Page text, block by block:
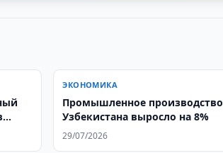
ЭКОНОМИКА
Промышленное производство
Узбекистана выросло на 8%
29/07/2026